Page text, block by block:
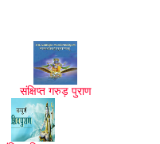
संक्षिप्त गरुड़ पुराण